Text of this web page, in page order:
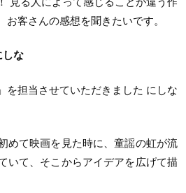
客さんの感想を聞きたいです。
しな
を担当させていただきました にしな
めて映画を見た時に、童謡の虹が流
いて、そこからアイデアを広げて描